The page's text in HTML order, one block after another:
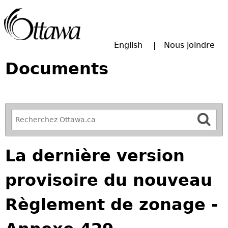
English Nous joindre
Documents
R
e
f
n
e
y
o
u
r
La dernière version
provisoire du nouveau
Règlement de zonage -